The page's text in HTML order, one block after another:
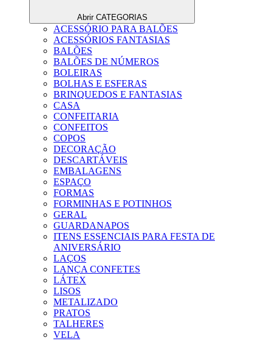
Abrir CATEGORIAS
ACESSÓRIO PARA BALÕES
ACESSÓRIOS FANTASIAS
BALÕES
BALÕES DE NÚMEROS
BOLEIRAS
BOLHAS E ESFERAS
BRINQUEDOS E FANTASIAS
CASA
CONFEITARIA
CONFEITOS
COPOS
DECORAÇÃO
DESCARTÁVEIS
EMBALAGENS
ESPAÇO
FORMAS
FORMINHAS E POTINHOS
GERAL
GUARDANAPOS
ITENS ESSENCIAIS PARA FESTA DE
ANIVERSÁRIO
LAÇOS
LANÇA CONFETES
LÁTEX
LISOS
METALIZADO
PRATOS
TALHERES
VELA